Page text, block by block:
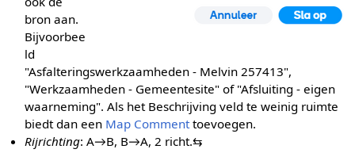
bron aan.
Bijvoorbee
ld
"Asfalteringswerkzaamheden - Melvin 257413",
"Werkzaamheden - Gemeentesite" of "Afsluiting - eigen
waarneming". Als het Beschrijving veld te weinig ruimte
biedt dan een Map Commenttoevoegen.
Rijrichting: A→B, B→A, 2 richt.⇆